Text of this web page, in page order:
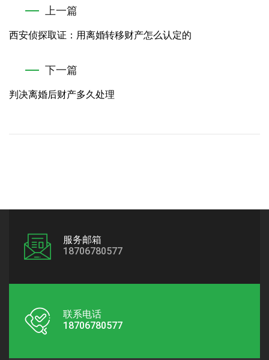
上一篇
西安侦探取证：用离婚转移财产怎么认定的
下一篇
判决离婚后财产多久处理
服务邮箱
18706780577
联系电话
18706780577